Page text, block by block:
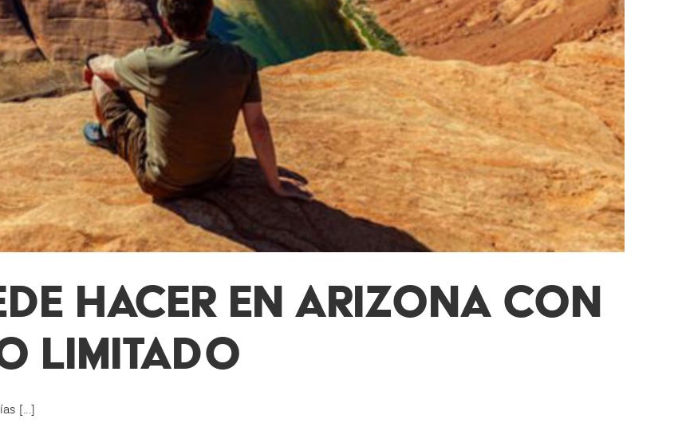
HACER EN ARIZONA CON
LIMITADO
[...]